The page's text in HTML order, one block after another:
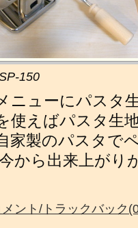
150
ニューにパスタ
使えばパスタ生
家製のパスタで
から出来上がり
メント/トラックバック